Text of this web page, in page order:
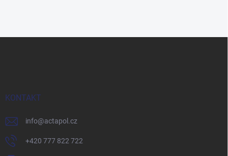
KONTAKT
info@actapol.cz
+420 777 822 722